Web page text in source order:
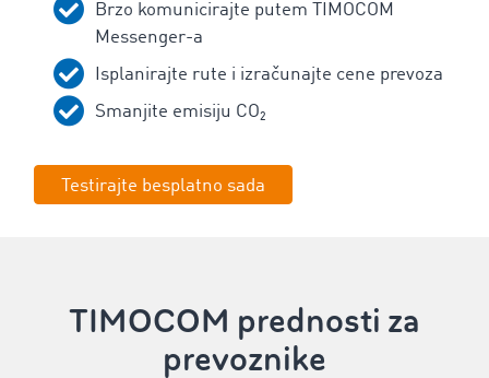
Brzo komunicirajte putem TIMOCOM
Messenger-a
Isplanirajte rute i izračunajte cene prevoza
Smanjite emisiju CO₂
Testirajte besplatno sada
TIMOCOM prednosti za
prevoznike